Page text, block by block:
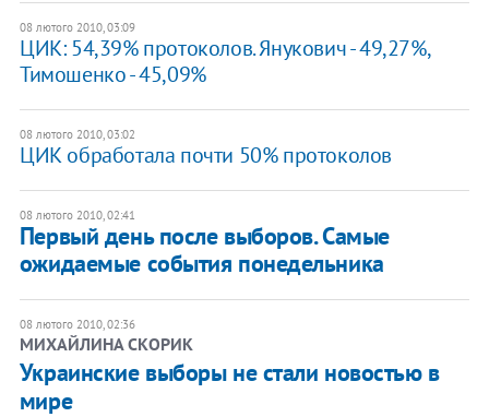
08 лютого 2010, 03:09
ЦИК: 54,39% протоколов. Янукович - 49,27%,
Тимошенко - 45,09%
08 лютого 2010, 03:02
ЦИК обработала почти 50% протоколов
08 лютого 2010, 02:41
Первый день после выборов. Самые
ожидаемые события понедельника
08 лютого 2010, 02:36
МИХАЙЛИНА СКОРИК
Украинские выборы не стали новостью в
мире